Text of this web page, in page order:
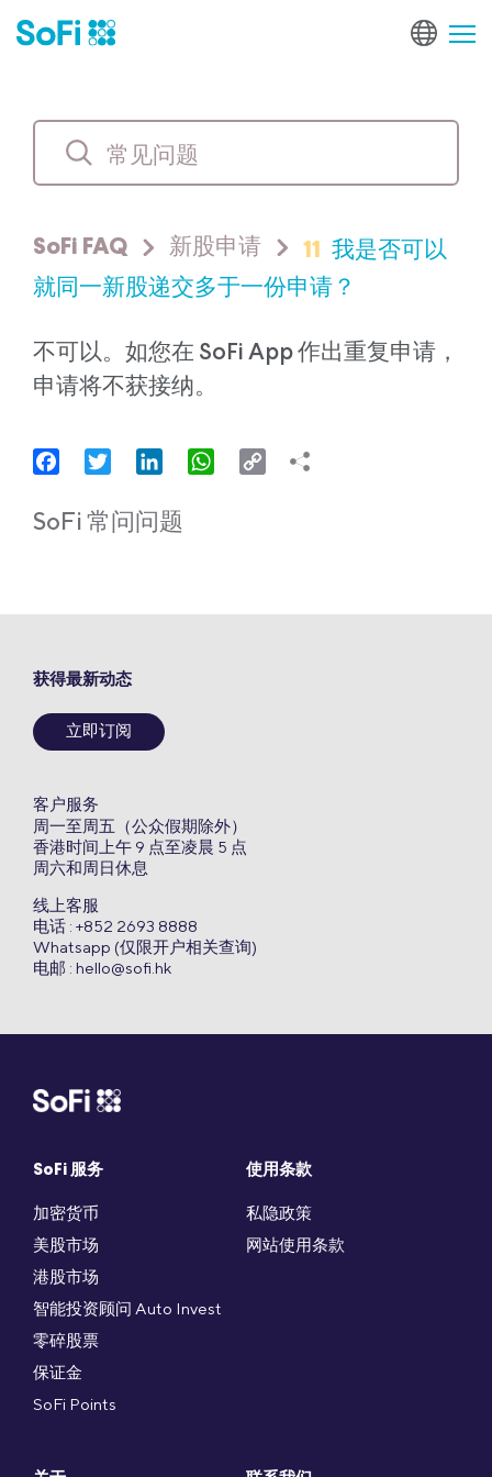
SoFi FAQ 新股申请 11 我是否可以
就同一新股递交多于一份申请？
不可以。如您在 SoFi App 作出重复申请，
申请将不获接纳。
FacebookTwitter LinkedInWhatsApp
Copy
SoFi 常问问题
SoFi 服务
加密货币
美股市场
港股市场
智能投资顾问 Auto Invest
零碎股票
保证金
SoFi Points
使用条款
私隐政策
网站使用条款
获得最新动态
立即订阅
客户服务
周一至周五（公众假期除外）
香港时间上午 9 点至凌晨 5 点
周六和周日休息
线上客服
电话 : +852 2693 8888
Whatsapp (仅限开户相关查询)
电邮 : hello@sofi.hk